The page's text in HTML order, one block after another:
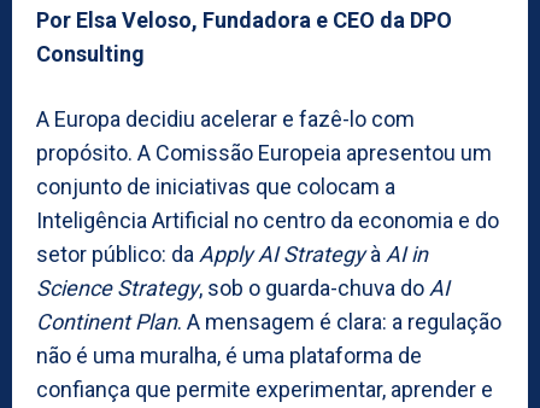
Por Elsa Veloso, Fundadora e CEO da DPO
Consulting
A Europa decidiu acelerar e fazê-lo com
propósito. A Comissão Europeia apresentou um
conjunto de iniciativas que colocam a
Inteligência Artificial no centro da economia e do
setor público: da Apply AI Strategyà AI in
Science Strategy, sob o guarda-chuva do AI
Continent Plan. A mensagem é clara: a regulação
não é uma muralha, é uma plataforma de
confiança que permite experimentar, aprender e